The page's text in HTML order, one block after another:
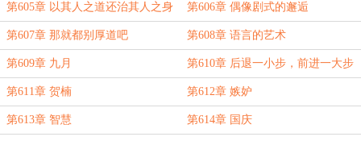
第605章 以其人之道还治其人之身 第606章 偶像剧式的邂逅
第607章 那就都别厚道吧 第608章 语言的艺术
第609章 九月 第610章 后退一小步，前进一大步
第611章 贺楠 第612章 嫉妒
第613章 智慧 第614章 国庆